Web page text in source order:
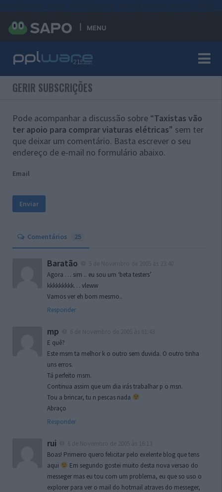
MENU
GERIR SUBSCRIÇÕES
Pode acompanhar a discussão sobre “Taxistas vão
ter apoio para comprar viaturas elétricas” sem ter
que deixar um comentário. Basta escrever o seu
endereço de e-mail no formulário abaixo.
Email
Comentários 25
Baratão
Agora … sim .. eu sou um ‘beta testers’
kkkkkkkkk… vleww
Vamos ver eh bom mesmo..
Responder
mp
E quê?
Este msm ta melhor k o outro sem duvida. O outro tinha
uns erros.
Tá perfeito msm.
Continua assim que um dia irás trabalhar p o msn.
Tou a brincar, tu n pescas nada
Abraço
Responder
rui
Boas! Primeiro quero felicitar pelo exelente blog que tens
aqui
Em segundo gostei muito desta nova versao do
messeger mas eu tou com um problema, eu que so uso o
explorer para ver o mail do hotmail atraves do messeger,